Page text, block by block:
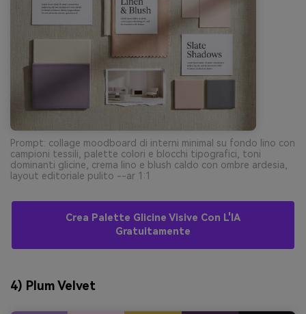
Prompt: collage moodboard di interni minimal su fondo lino con
campioni tessili, palette colori e blocchi tipografici, toni
dominanti glicine, crema lino e blush caldo con ombre ardesia,
layout editoriale pulito --ar 1:1
Crea Palette Glicine Visive Con L'IA
Gratuitamente
4) Plum Velvet